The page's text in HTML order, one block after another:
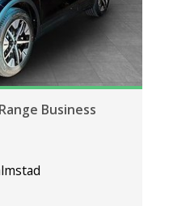
Business